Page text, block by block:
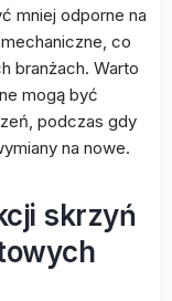
mniej odporne na
co
branżach. Warto
mogą być
podczas gdy
na nowe.
skrzyń